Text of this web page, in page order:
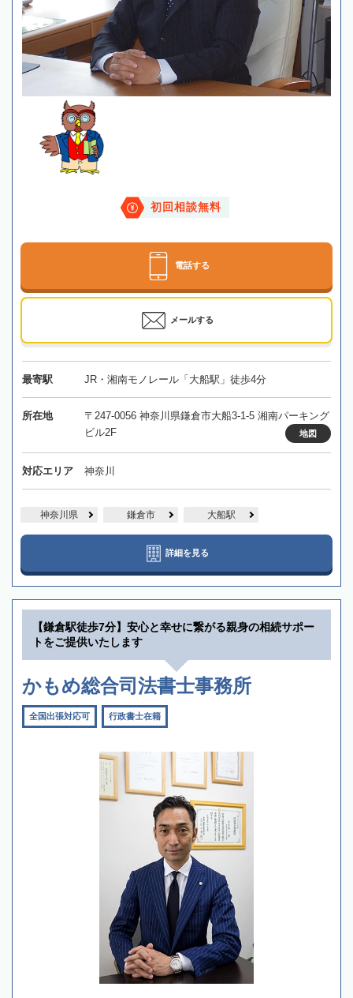
初回相談無料
電話する
メールする
最寄駅 JR・湘南モノレール「大船駅」徒歩4分
所在地
〒247-0056 神奈川県鎌倉市大船3-1-5 湘南パーキング
ビル2F
地図
対応エリア 神奈川
神奈川県 鎌倉市 大船駅
詳細を見る
【鎌倉駅徒歩7分】安心と幸せに繋がる親身の相続サポー
トをご提供いたします
かもめ総合司法書士事務所
全国出張対応可 行政書士在籍